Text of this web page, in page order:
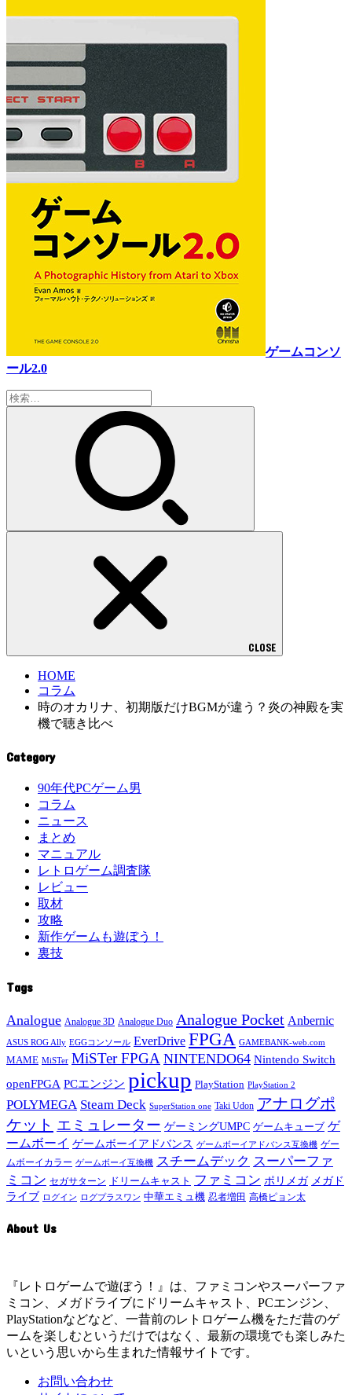
ゲームコンソ
ール2.0
検
索:
CLOSE
HOME
コラム
時のオカリナ、初期版だけBGMが違う？炎の神殿を実
機で聴き比べ
Category
90年代PCゲーム男
コラム
ニュース
まとめ
マニュアル
レトロゲーム調査隊
レビュー
取材
攻略
新作ゲームも遊ぼう！
裏技
Tags
Analogue Analogue 3D Analogue Duo Analogue Pocket Anbernic
ASUS ROG Ally EGGコンソール EverDrive FPGA GAMEBANK-web.com
MAME MiSTer MiSTer FPGA NINTENDO64 Nintendo Switch
openFPGA PCエンジン pickup PlayStation PlayStation 2
POLYMEGA Steam Deck SuperStation one Taki Udon アナログポ
ケット エミュレーター ゲーミングUMPC ゲームキューブ ゲ
ームボーイ ゲームボーイアドバンス ゲームボーイアドバンス互換機 ゲー
ムボーイカラー ゲームボーイ互換機 スチームデック スーパーファ
ミコン セガサターン ドリームキャスト ファミコン ポリメガ メガド
ライブ ログイン ログプラスワン 中華エミュ機 忍者増田 高橋ピョン太
About Us
『レトロゲームで遊ぼう！』は、ファミコンやスーパーファ
ミコン、メガドライブにドリームキャスト、PCエンジン、
PlayStationなどなど、一昔前のレトロゲーム機をただ昔のゲ
ームを楽しむというだけではなく、最新の環境でも楽しみた
いという思いから生まれた情報サイトです。
お問い合わせ